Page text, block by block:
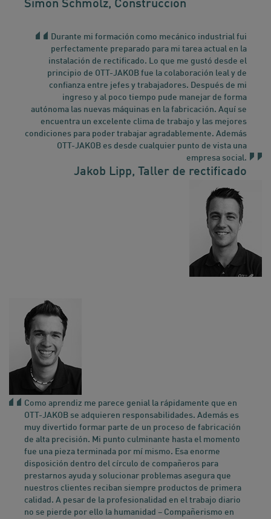
Simon Schmölz, Construcción
Durante mi formación como mecánico industrial fui
perfectamente preparado para mi tarea actual en la
instalación de rectificado. Lo que me gustó desde el
principio de OTT-JAKOB fue la colaboración leal y de
confianza entre jefes y trabajadores. Después de mi
ingreso y al poco tiempo pude manejar de forma
autónoma las nuevas máquinas en la fabricación. Aquí se
encuentra un excelente clima de trabajo y las mejores
condiciones para poder trabajar agradablemente. Además
OTT-JAKOB es desde cualquier punto de vista una
empresa social.
Jakob Lipp, Taller de rectificado
Como aprendiz me parece genial la rápidamente que en
OTT-JAKOB se adquieren responsabilidades. Además es
muy divertido formar parte de un proceso de fabricación
de alta precisión. Mi punto culminante hasta el momento
fue una pieza terminada por mí mismo. Esa enorme
disposición dentro del círculo de compañeros para
prestarnos ayuda y solucionar problemas asegura que
nuestros clientes reciban siempre productos de primera
calidad. A pesar de la profesionalidad en el trabajo diario
no se pierde por ello la humanidad – Compañerismo en